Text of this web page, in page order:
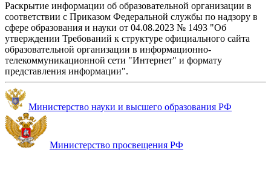
Раскрытие информации об образовательной организации в
соответствии с Приказом Федеральной службы по надзору в
сфере образования и науки от 04.08.2023 № 1493 "Об
утверждении Требований к структуре официального сайта
образовательной организации в информационно-
телекоммуникационной сети "Интернет" и формату
представления информации".
Министерство науки и высшего образования РФ
Министерство просвещения РФ